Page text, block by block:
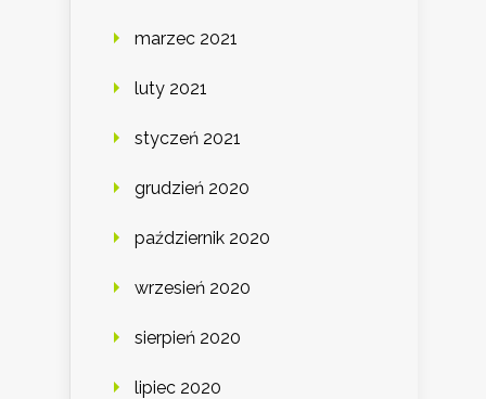
marzec 2021
luty 2021
styczeń 2021
grudzień 2020
październik 2020
wrzesień 2020
sierpień 2020
lipiec 2020